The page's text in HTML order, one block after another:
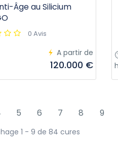
Âge au Silicium
0 Avis
A partir de
120.000 €
5 6 7 8 9
1 - 9 de 84 cures